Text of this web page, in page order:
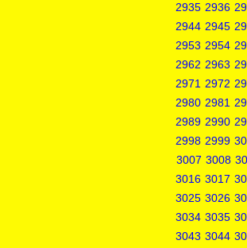
2935 2936
2944 2945
2953 2954
2962 2963
2971 2972
2980 2981
2989 2990
2998 2999
3007 3008
3016 3017
3025 3026
3034 3035
3043 3044